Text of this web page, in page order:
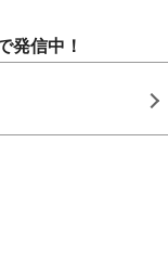
発信中！